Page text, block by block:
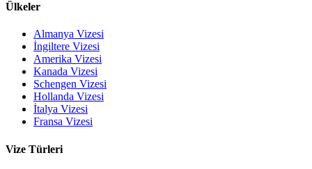
Ülkeler
Almanya Vizesi
İngiltere Vizesi
Amerika Vizesi
Kanada Vizesi
Schengen Vizesi
Hollanda Vizesi
İtalya Vizesi
Fransa Vizesi
Vize Türleri